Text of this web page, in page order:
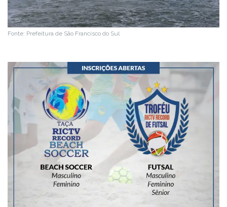
Fonte: Prefeitura de São Francisco do Sul